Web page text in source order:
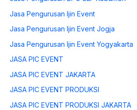
Jasa Pengurusan Ijin Event
Jasa Pengurusan Ijin Event Jogja
Jasa Pengurusan Ijin Event Yogyakarta
JASA PIC EVENT
JASA PIC EVENT JAKARTA
JASA PIC EVENT PRODUKSI
JASA PIC EVENT PRODUKSI JAKARTA